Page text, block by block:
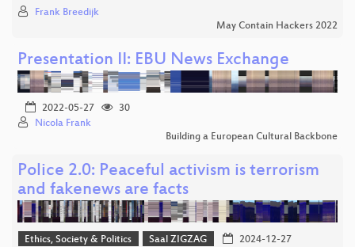
Frank Breedijk
May Contain Hackers 2022
Presentation II: EBU News Exchange
2022-05-27
30
Nicola Frank
Building a European Cultural Backbone
Police 2.0: Peaceful activism is terrorism
and fakenews are facts
Ethics, Society & Politics Saal ZIGZAG
2024-12-27